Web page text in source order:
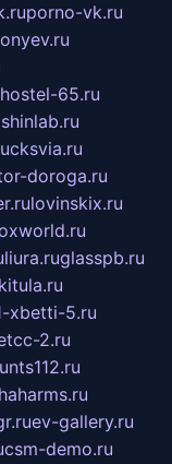
porno-vk.ru
hostel-65.ru
doroga.ru
lovinskix.ru
liura.ruglasspb.ru
xbetti-5.ru
2.ru
ev-gallery.ru
csm-demo.ru